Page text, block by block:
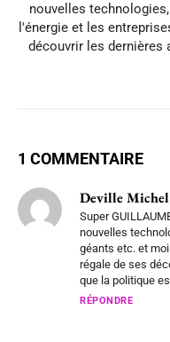
nouvelles
l'énergie et les
découvrir les
1 COMMENTAIRE
Deville Michel
Super
nouvelles
géants etc. et
régale de ses
que la politique
RÉPONDRE